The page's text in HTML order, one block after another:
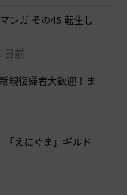
ンガ その45 転生し
日前
規復帰者大歓迎！ま
「えにぐま」ギルド